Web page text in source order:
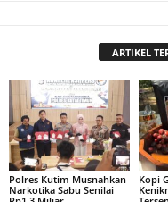
ARTIKEL
Polres Kutim Musnahkan
Narkotika Sabu Senilai
Kopi